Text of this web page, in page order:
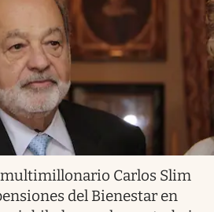
Carlos Slim
del Bienestar en